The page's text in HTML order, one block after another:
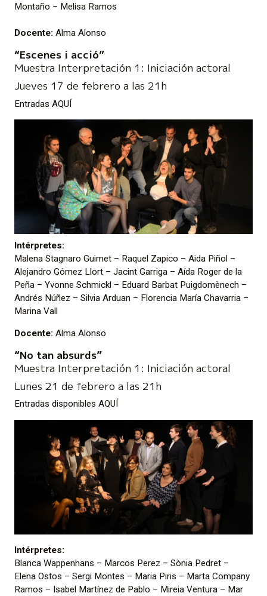
Montaño – Melisa Ramos
Docente: Alma Alonso
“Escenes i acció”
Muestra Interpretación 1: Iniciación actoral
Jueves 17 de febrero a las 21h
EntradasAQUÍ
Intérpretes:
Malena Stagnaro Guimet – Raquel Zapico – Aida Piñol –
Alejandro Gómez Llort – Jacint Garriga – Aída Roger de la
Peña – Yvonne Schmickl – Eduard Barbat Puigdomènech –
Andrés Núñez – Silvia Arduan – Florencia María Chavarria –
Marina Vall
Docente: Alma Alonso
“No tan absurds”
Muestra Interpretación 1: Iniciación actoral
Lunes 21 de febrero a las 21h
Entradas disponiblesAQUÍ
Intérpretes:
Blanca Wappenhans – Marcos Perez – Sònia Pedret –
Elena Ostos – Sergi Montes – Maria Piris – Marta Company
Ramos – Isabel Martínez de Pablo – Mireia Ventura – Mar